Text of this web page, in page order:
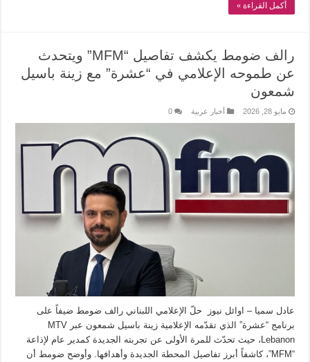
أكمل القراءة »
رالف ضومط يكشف تفاصيل “MFM” ويتحدث
عن طموحه الإعلامي في “عشرة” مع زينة باسيل
شمعون
مايو 28, 2026 أخبار عربية 0
عادل سميا – اوائل نيوز حلّ الإعلامي اللبناني رالف ضومط ضيفاً على
برنامج “عشرة” الذي تقدّمه الإعلامية زينة باسيل شمعون عبر MTV
Lebanon، حيث تحدّث للمرة الأولى عن تجربته الجديدة كمدير عام لإذاعة
“MFM”، كاشفاً أبرز تفاصيل المحطة الجديدة وأهدافها. وأوضح ضومط أن